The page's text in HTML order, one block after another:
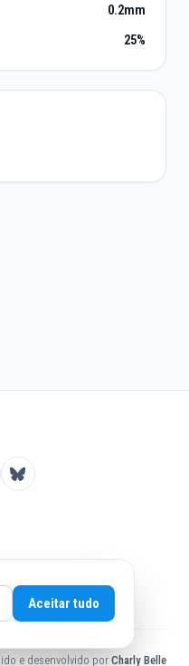
0.2mm
25%
e desenvolvido por Charly Belle
Aceitar tudo